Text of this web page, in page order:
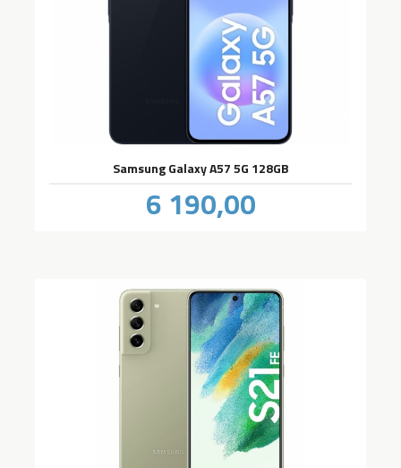
Samsung Galaxy A57 5G 128GB
Pris
6 190,00mva.